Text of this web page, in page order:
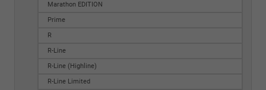
Marathon EDITION
Prime
R
R-Line
R-Line (Highline)
R-Line Limited